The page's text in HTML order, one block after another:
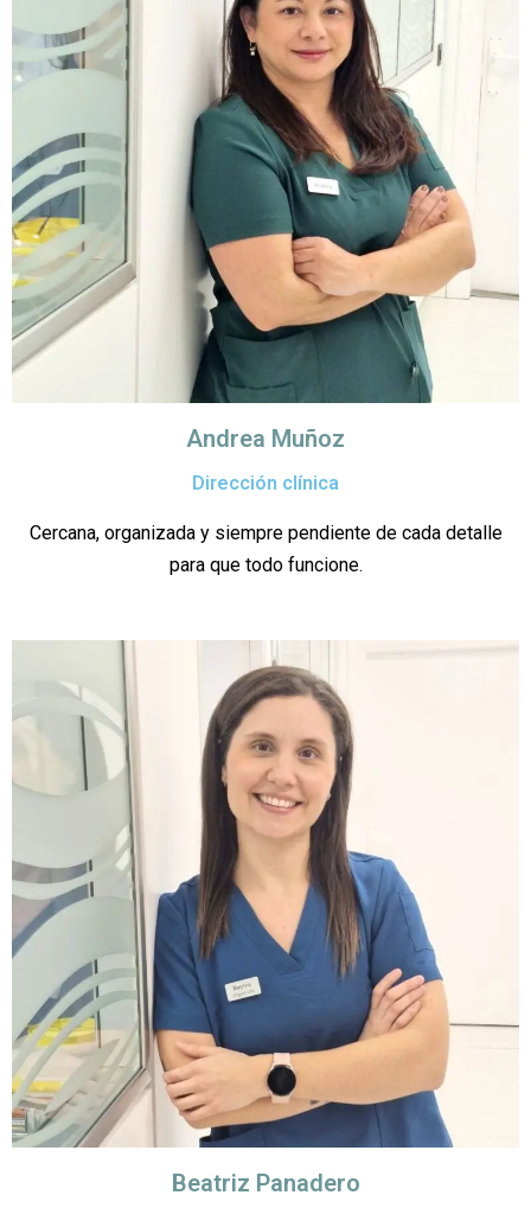
Andrea Muñoz
Dirección clínica
Cercana, organizada y siempre pendiente de cada detalle
para que todo funcione.
Beatriz Panadero